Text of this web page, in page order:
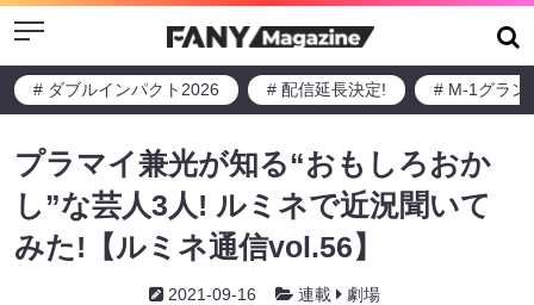
Menu
# ダブルインパクト2026 # 配信延長決定! # M-1グラン
プラマイ兼光が知る“おもしろおか
し”な芸人3人! ルミネで近況聞いて
みた!【ルミネ通信vol.56】
2021-09-16 連載 劇場